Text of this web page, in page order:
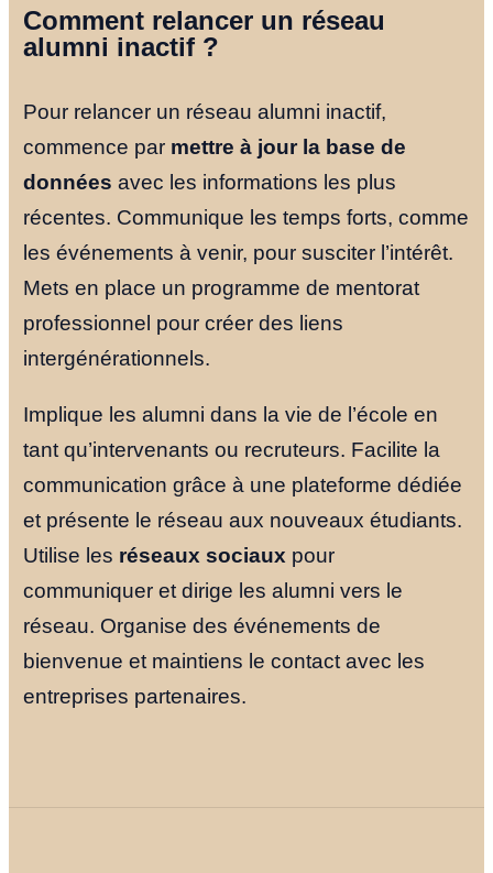
Comment relancer un réseau
alumni inactif ?
Pour relancer un réseau alumni inactif,
commence par mettre à jour la base de
données avec les informations les plus
récentes. Communique les temps forts, comme
les événements à venir, pour susciter l’intérêt.
Mets en place un programme de mentorat
professionnel pour créer des liens
intergénérationnels.
Implique les alumni dans la vie de l’école en
tant qu’intervenants ou recruteurs. Facilite la
communication grâce à une plateforme dédiée
et présente le réseau aux nouveaux étudiants.
Utilise les réseaux sociaux pour
communiquer et dirige les alumni vers le
réseau. Organise des événements de
bienvenue et maintiens le contact avec les
entreprises partenaires.